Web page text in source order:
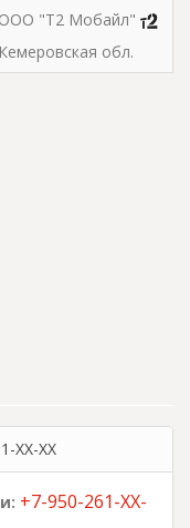
ООО "Т2 Мобайл"
Кемеровская обл.
XX-XX
+7-950-261-XX-